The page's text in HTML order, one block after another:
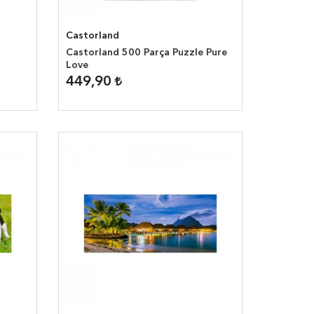
Castorland
Castorland 500 Parça Puzzle Pure
Love
449,90